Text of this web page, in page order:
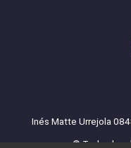
Inés Matte Urrejola
© Todos los